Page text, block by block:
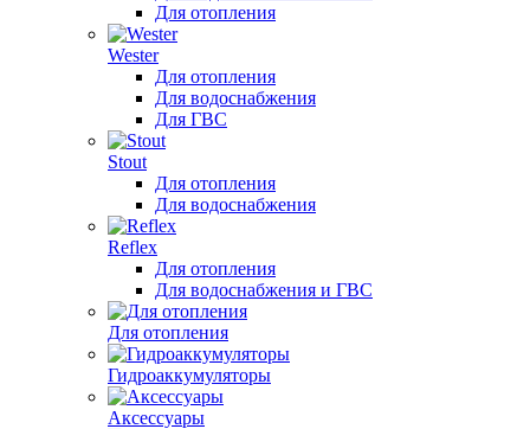
Для отопления
Wester
Для отопления
Для водоснабжения
Для ГВС
Stout
Для отопления
Для водоснабжения
Reflex
Для отопления
Для водоснабжения и ГВС
Для отопления
Гидроаккумуляторы
Аксессуары